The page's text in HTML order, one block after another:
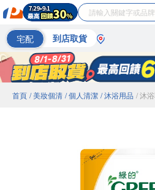
宅配 到店取貨
首頁 / 美妝個清 / 個人清潔 / 沐浴用品 / 沐